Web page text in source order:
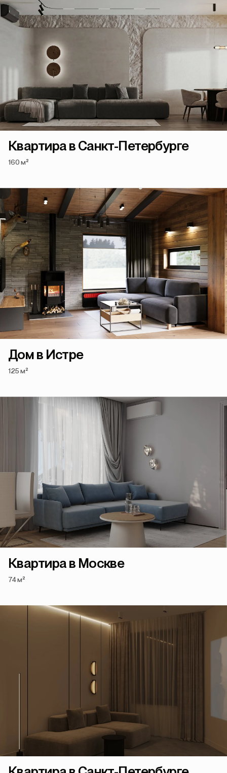
Квартира в Санкт-Петербурге
160 м²
Дом в Истре
125 м²
Квартира в Москве
74 м²